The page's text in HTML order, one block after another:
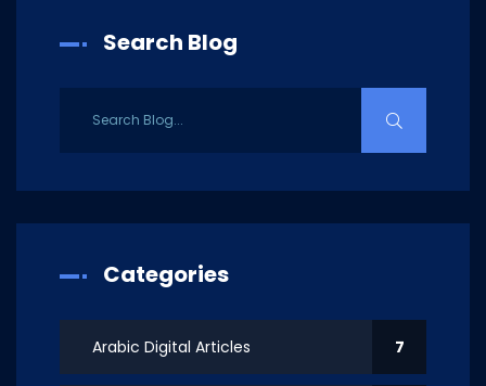
Search Blog
Categories
Arabic Digital Articles 7